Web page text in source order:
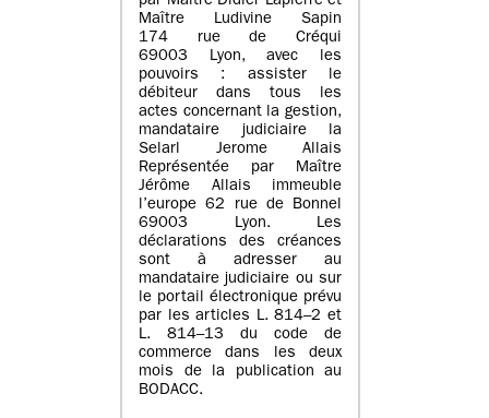
Maître Ludivine Sapin
174 rue de Créqui
69003 Lyon, avec les
pouvoirs : assister le
débiteur dans tous les
actes concernant la gestion,
mandataire judiciaire la
Selarl Jerome Allais
Représentée par Maître
Jérôme Allais immeuble
l’europe 62 rue de Bonnel
69003 Lyon. Les
déclarations des créances
sont à adresser au
mandataire judiciaire ou sur
le portail électronique prévu
par les articles L. 814–2 et
L. 814–13 du code de
commerce dans les deux
mois de la publication au
BODACC.